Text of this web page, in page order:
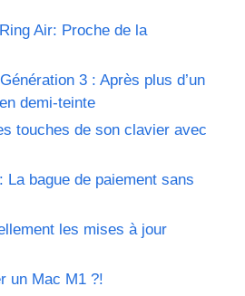
Air: Proche de la
3 : Après plus d’un
demi-teinte
touches de son clavier avec
La bague de paiement sans
les mises à jour
un Mac M1 ?!